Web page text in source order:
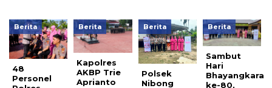
Berita
48
Personel
Berita
Kapolres
AKBP Trie
Aprianto
Berita
Polsek
Nibong
Berita
Sambut
Hari
Bhayangkara
ke-80,